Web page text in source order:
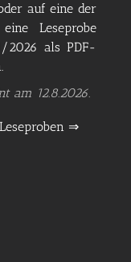
auf eine der
Leseprobe
als PDF-
am 12.8.2026.
⇒